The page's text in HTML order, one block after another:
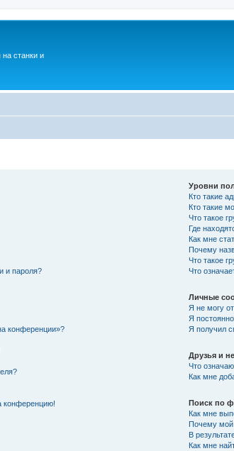
станки и
и пароля?
конференции»?
конференцию!
Уровни
Кто такие
Кто такие
Что такое
Где
Как мне
Почему
Что такое
Что
Личные
Я не могу
Я
Я получил
Друзья и
Что
Как мне
Поиск по
Как мне
Почему мой
В
Как мне